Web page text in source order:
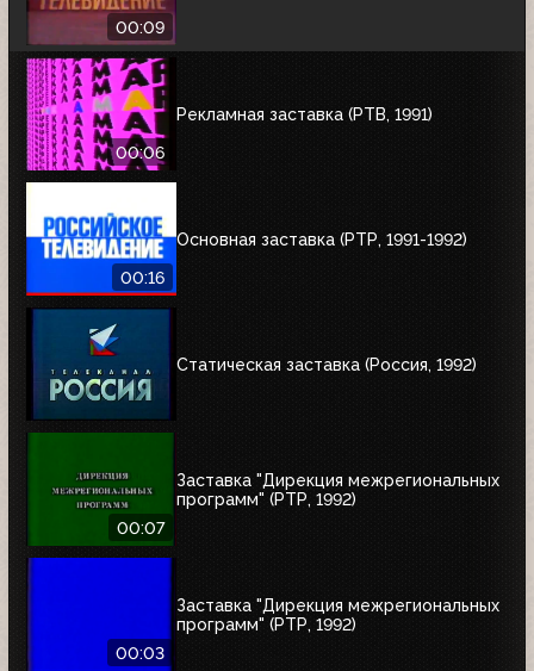
00:09
00:06
Рекламная заставка (РТВ, 1991)
00:16
Основная заставка (РТР, 1991-1992)
Статическая заставка (Россия, 1992)
00:07
Заставка "Дирекция межрегиональных
программ" (РТР, 1992)
00:03
Заставка "Дирекция межрегиональных
программ" (РТР, 1992)